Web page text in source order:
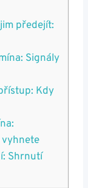
předejít:
Signály
Kdy
vyhnete
Shrnutí